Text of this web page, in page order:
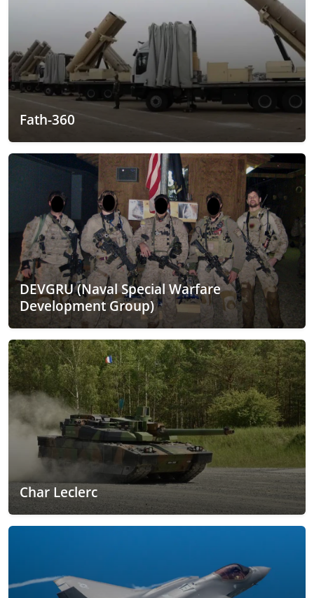
Fath-360
DEVGRU (Naval Special Warfare
Development Group)
Char Leclerc